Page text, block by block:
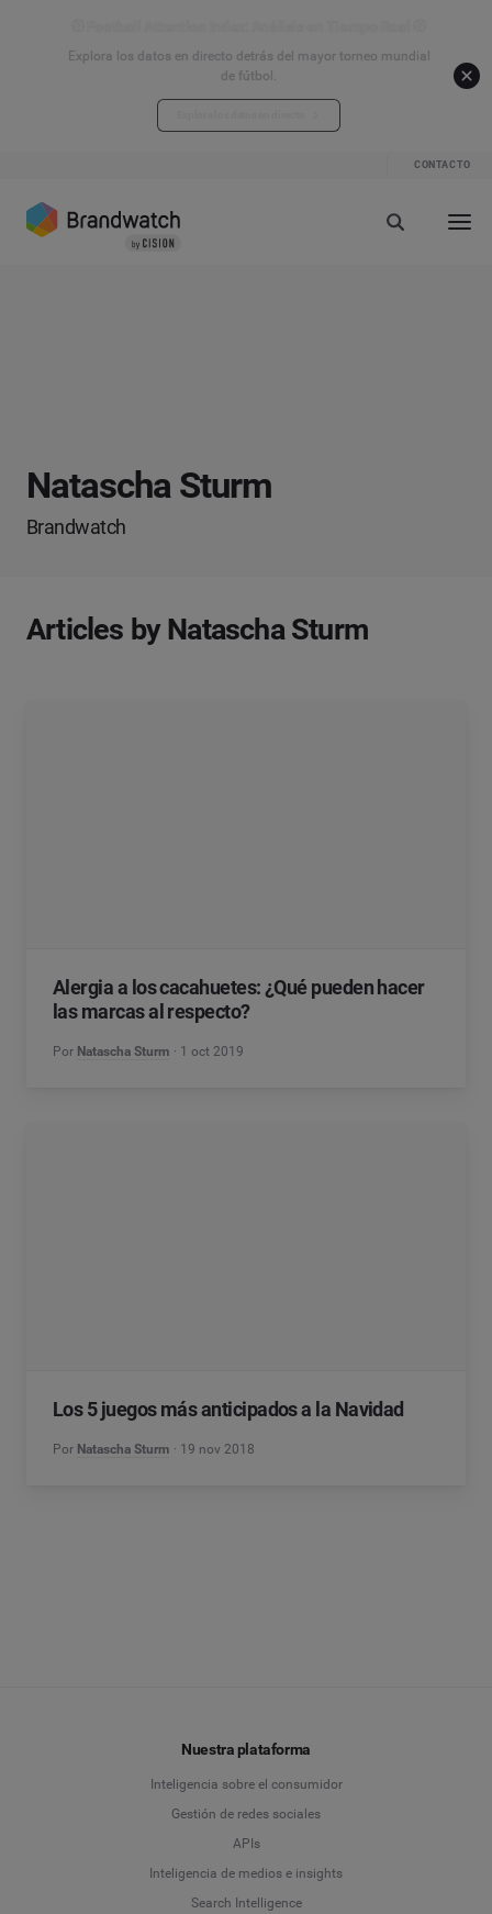
Explora los datos en directo detrás del mayor torneo mundial
de fútbol.
CONTACTO
Natascha Sturm
Brandwatch
Articles by Natascha Sturm
Alergia a los cacahuetes: ¿Qué pueden hacer
las marcas al respecto?
Por Natascha Sturm 1 oct 2019
Los 5 juegos más anticipados a la Navidad
Por Natascha Sturm 19 nov 2018
Nuestra plataforma
Inteligencia sobre el consumidor
Gestión de redes sociales
APIs
Inteligencia de medios e insights
Search Intelligence